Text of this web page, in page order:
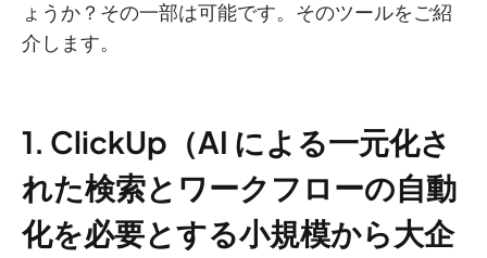
ょうか？その一部は可能です。そのツールをご紹
介します。
1. ClickUp（AI による一元化さ
れた検索とワークフローの自動
化を必要とする小規模から大企